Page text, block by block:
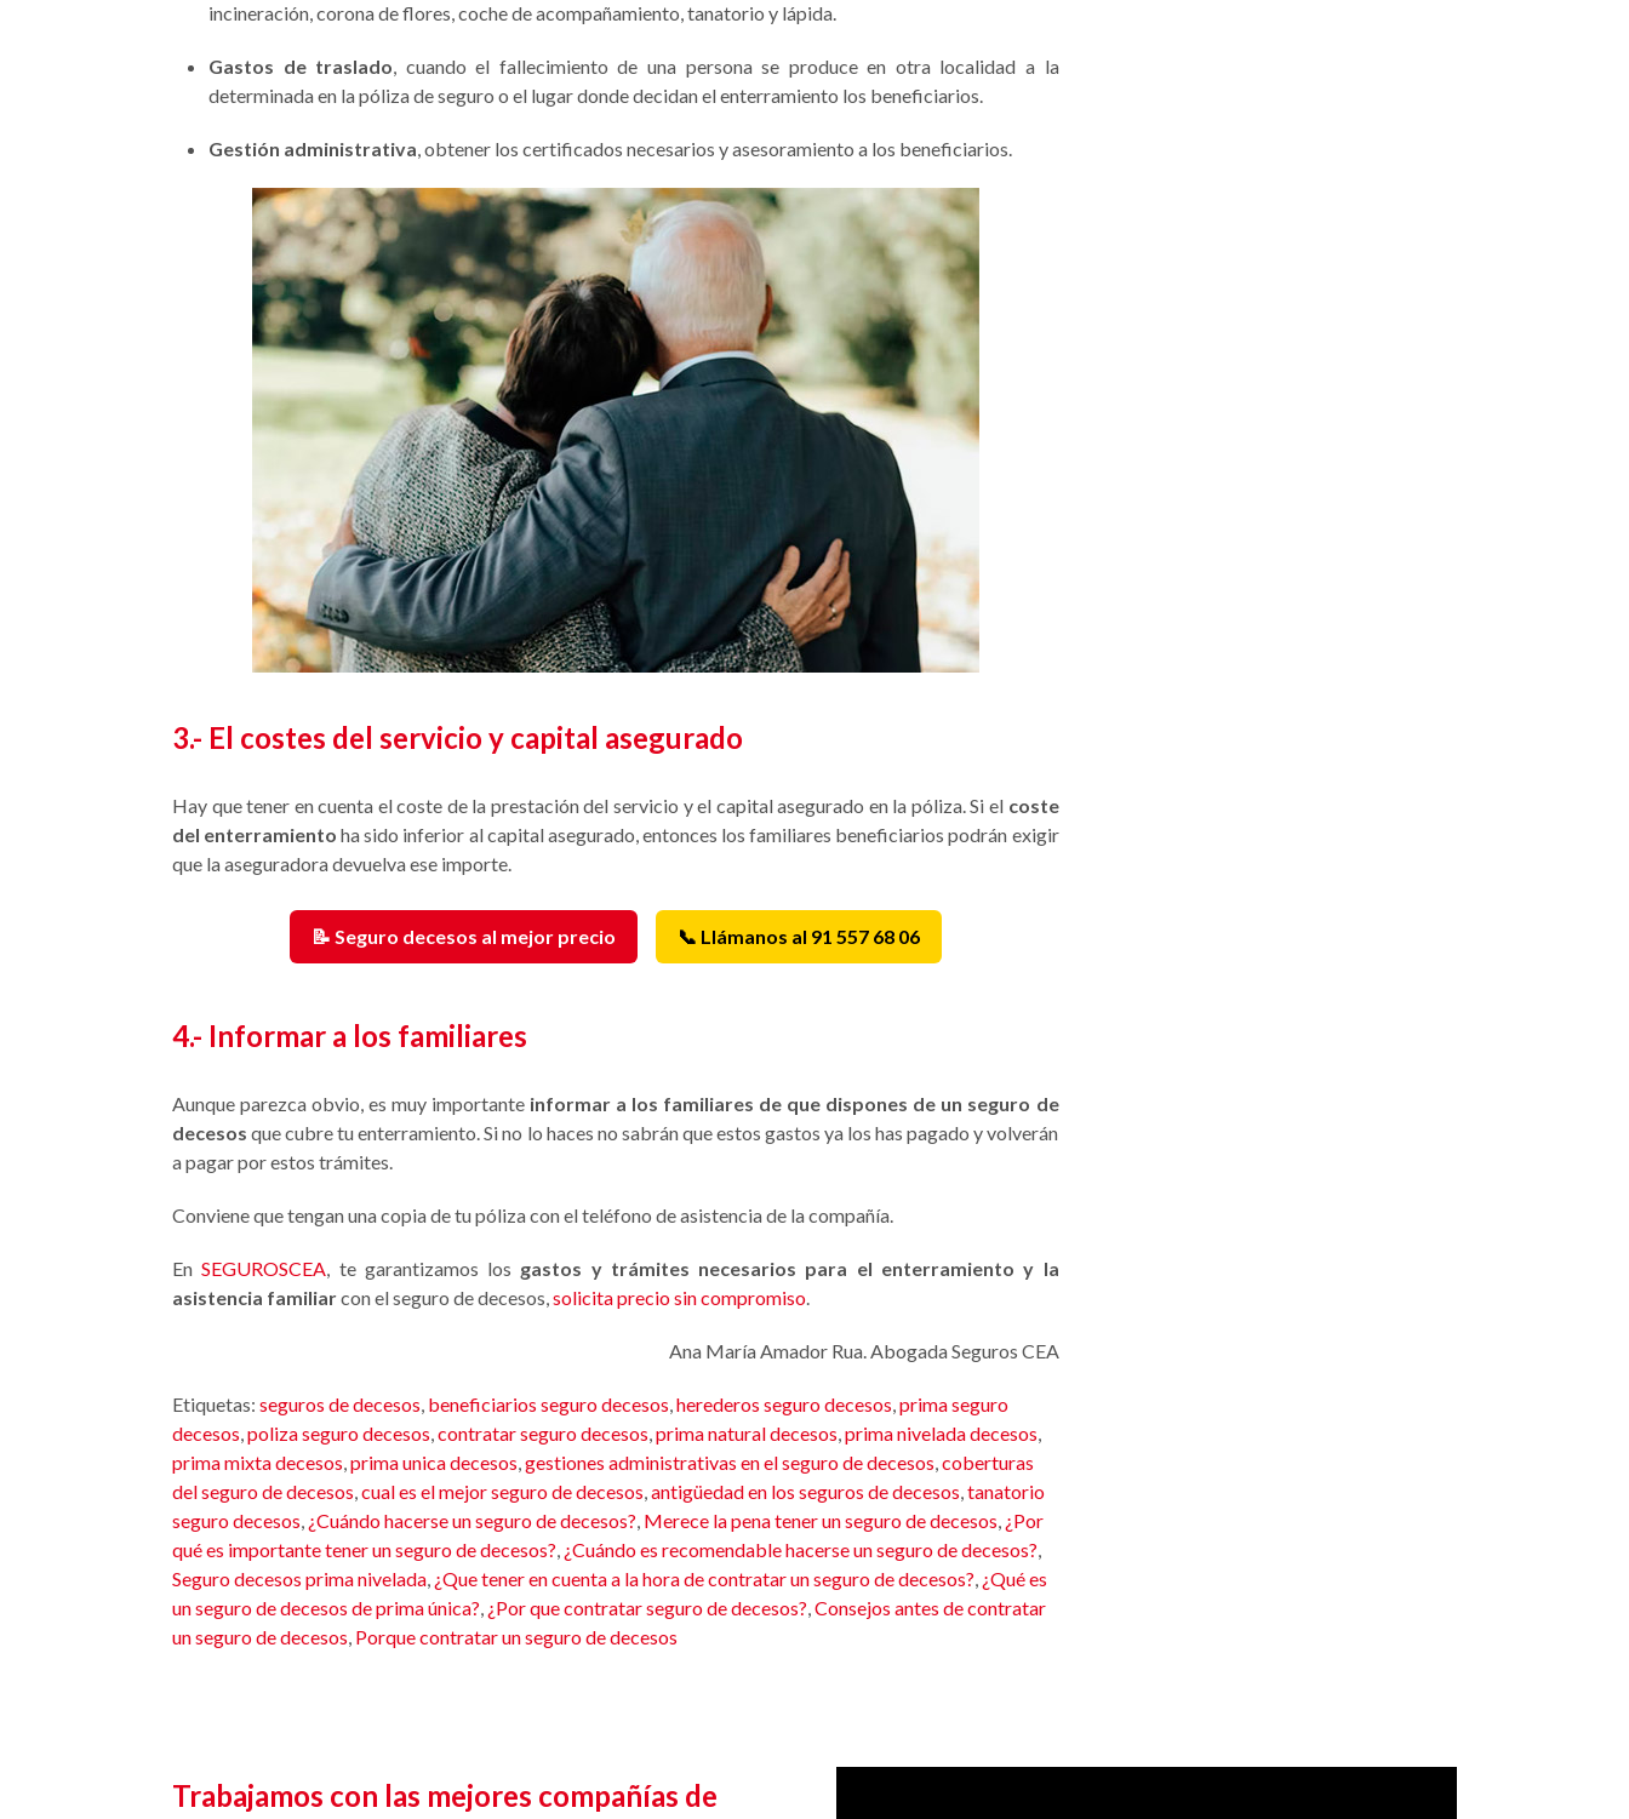
incineración, corona de flores, coche de acompañamiento, tanatorio y lápida.
Gastos de traslado, cuando el fallecimiento de una persona se produce en otra localidad a la
determinada en la póliza de seguro o el lugar donde decidan el enterramiento los beneficiarios.
Gestión administrativa, obtener los certificados necesarios y asesoramiento a los beneficiarios.
3.- El costes del servicio y capital asegurado
Hay que tener en cuenta el coste de la prestación del servicio y el capital asegurado en la póliza. Si el coste
del enterramiento ha sido inferior al capital asegurado, entonces los familiares beneficiarios podrán exigir
que la aseguradora devuelva ese importe.
📝 Seguro decesos al mejor precio 📞 Llámanos al 91 557 68 06
4.- Informar a los familiares
Aunque parezca obvio, es muy importante informar a los familiares de que dispones de un seguro de
decesos que cubre tu enterramiento. Si no lo haces no sabrán que estos gastos ya los has pagado y volverán
a pagar por estos trámites.
Conviene que tengan una copia de tu póliza con el teléfono de asistencia de la compañía.
EnSEGUROSCEA, te garantizamos los gastos y trámites necesarios para el enterramiento y la
asistencia familiarcon el seguro de decesos,solicita precio sin compromiso.
Ana María Amador Rua. Abogada Seguros CEA
Etiquetas: seguros de decesos, beneficiarios seguro decesos,herederos seguro decesos,prima seguro
decesos,poliza seguro decesos,contratar seguro decesos,prima natural decesos,prima nivelada decesos,
prima mixta decesos,prima unica decesos,gestiones administrativas en el seguro de decesos,coberturas
del seguro de decesos,cual es el mejor seguro de decesos,antigüedad en los seguros de decesos,tanatorio
seguro decesos, ¿Cuándo hacerse un seguro de decesos?, Merece la pena tener un seguro de decesos, ¿Por
qué es importante tener un seguro de decesos?, ¿Cuándo es recomendable hacerse un seguro de decesos?,
Seguro decesos prima nivelada, ¿Que tener en cuenta a la hora de contratar un seguro de decesos?, ¿Qué es
un seguro de decesos de prima única?, ¿Por que contratar seguro de decesos?,Consejos antes de contratar
un seguro de decesos, Porque contratar un seguro de decesos
Trabajamos con las mejores compañías de